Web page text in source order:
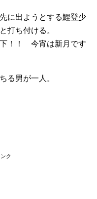
に出ようとする鯉登少
打ち付ける。
下！！ 今宵は新月です
る男が一人。
ク